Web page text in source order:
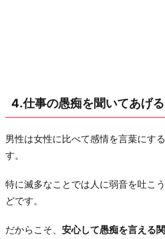
4.仕事の愚痴を聞いてあげる
男性は女性に比べて感情を言葉にす
す。
特に滅多なことでは人に弱音を吐こ
どです。
だからこそ、 安心して愚痴を言える